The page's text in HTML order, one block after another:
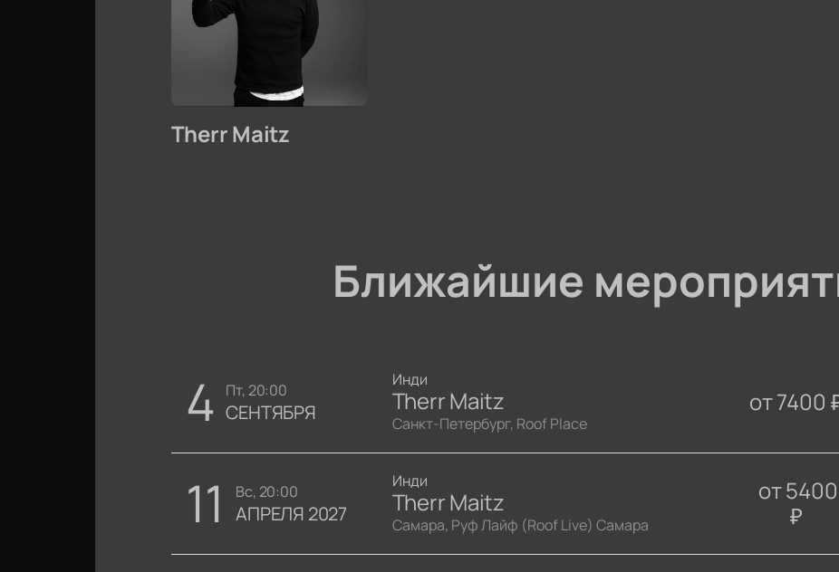
Therr Maitz
Ближайшие
4 пт, 20:00
СЕНТЯБРЯ
Инди
Therr Maitz
Санкт-Петербург, Roof Place
от7400
11 вс, 20:00
АПРЕЛЯ 2027
Инди
Therr Maitz
Самара, Руф Лайф (Roof Live) Самара
от5400
₽